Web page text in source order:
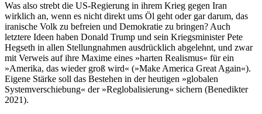
Was also strebt die US-Regierung in ihrem Krieg gegen Iran
wirklich an, wenn es nicht direkt ums Öl geht oder gar darum, das
iranische Volk zu befreien und Demokratie zu bringen? Auch
letztere Ideen haben Donald Trump und sein Kriegsminister Pete
Hegseth in allen Stellungnahmen ausdrücklich abgelehnt, und zwar
mit Verweis auf ihre Maxime eines »harten Realismus« für ein
»Amerika, das wieder groß wird« (»Make America Great Again«).
Eigene Stärke soll das Bestehen in der heutigen »globalen
Systemverschiebung« der »Reglobalisierung« sichern (Benedikter
2021).